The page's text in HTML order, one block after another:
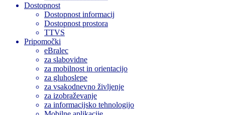
Dostopnost
Dostopnost informacij
Dostopnost prostora
TTVS
Pripomočki
eBralec
za slabovidne
za mobilnost in orientacijo
za gluhoslepe
za vsakodnevno življenje
za izobraževanje
za informacijsko tehnologijo